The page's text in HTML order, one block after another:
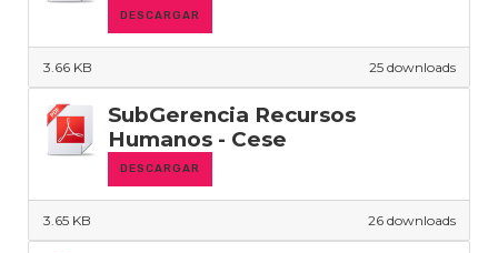
DESCARGAR
25 downloads
3.66 KB
SubGerencia Recursos
Humanos - Cese
DESCARGAR
26 downloads
3.65 KB